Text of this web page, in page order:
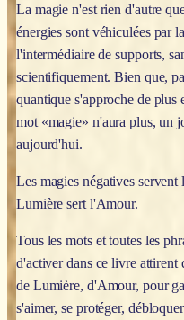
La magie n'est rien d'autre
énergies sont véhiculées par
l'intermédiaire de supports,
scientifiquement. Bien que,
quantique s'approche de plus
mot «magie» n'aura plus, un
aujourd'hui.
Les magies négatives
Lumière sert l'Amour.
Tous les mots et toutes les
d'activer dans ce livre attirent
de Lumière, d'Amour, pour
s'aimer, se protéger,